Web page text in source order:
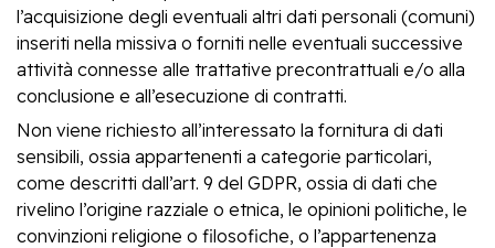
l’acquisizione degli eventuali altri dati personali (comuni)
inseriti nella missiva o forniti nelle eventuali successive
attività connesse alle trattative precontrattuali e/o alla
conclusione e all’esecuzione di contratti.
Non viene richiesto all’interessato la fornitura di dati
sensibili, ossia appartenenti a categorie particolari,
come descritti dall’art. 9 del GDPR, ossia di dati che
rivelino l’origine razziale o etnica, le opinioni politiche, le
convinzioni religione o filosofiche, o l’appartenenza